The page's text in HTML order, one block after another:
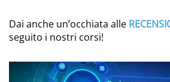
Dai anche un’occhiata alle
seguito i nostri corsi!